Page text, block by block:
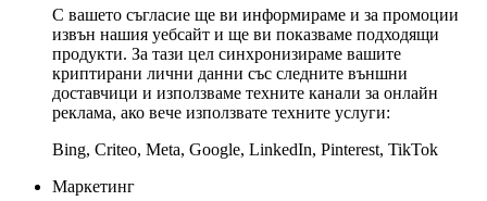
С вашето съгласие ще ви информираме и за промоции
извън нашия уебсайт и ще ви показваме подходящи
продукти. За тази цел синхронизираме вашите
криптирани лични данни със следните външни
доставчици и използваме техните канали за онлайн
реклама, ако вече използвате техните услуги:
Bing, Criteo, Meta, Google, LinkedIn, Pinterest, TikTok
Маркетинг